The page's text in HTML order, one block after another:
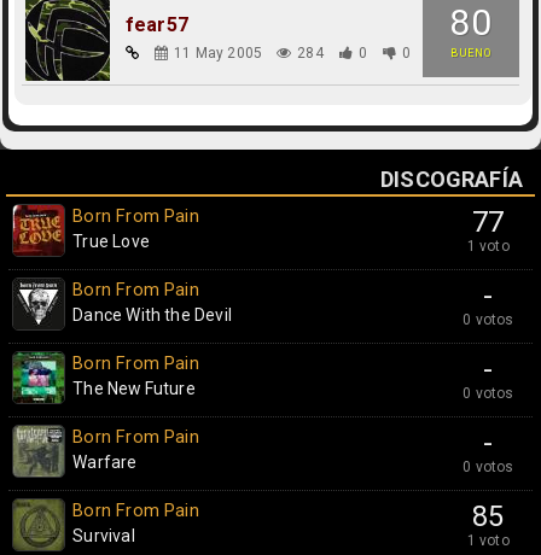
80
BUENO
fear57
11 May 2005 284 0 0
DISCOGRAFÍA
77
1 voto
Born From Pain
True Love
-
0 votos
Born From Pain
Dance With the Devil
-
0 votos
Born From Pain
The New Future
-
0 votos
Born From Pain
Warfare
85
1 voto
Born From Pain
Survival